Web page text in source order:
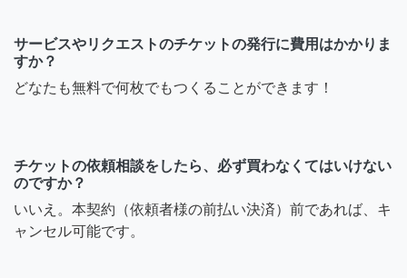
サービスやリクエストのチケットの発行に費用はかかりま
すか？
どなたも無料で何枚でもつくることができます！
チケットの依頼相談をしたら、必ず買わなくてはいけない
のですか？
いいえ。本契約（依頼者様の前払い決済）前であれば、キ
ャンセル可能です。